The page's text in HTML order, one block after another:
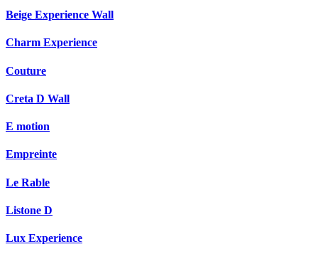
Beige Experience Wall
Charm Experience
Couture
Creta D Wall
E motion
Empreinte
Le Rable
Listone D
Lux Experience